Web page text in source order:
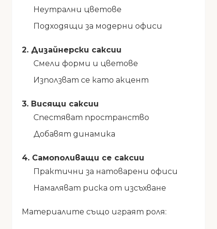
Неутрални цветове
Подходящи за модерни офиси
2. Дизайнерски саксии
Смели форми и цветове
Използват се като акцент
3. Висящи саксии
Спестяват пространство
Добавят динамика
4. Самополиващи се саксии
Практични за натоварени офиси
Намаляват риска от изсъхване
Материалите също играят роля: